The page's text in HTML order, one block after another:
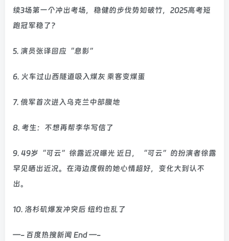
续3场第一个冲出考场，稳健的步伐势如破竹，2025高考短
跑冠军稳了？
5. 演员张译回应“息影”
6. 火车过山西隧道吸入煤灰 乘客变煤蛋
7. 俄军首次进入乌克兰中部腹地
8. 考生：不想再帮李华写信了
9. 49岁“可云”徐露近况曝光 近日，“可云”的扮演者徐露
罕见晒出近况。在海边度假的她心情超好，变化大到认不
出。
10. 洛杉矶爆发冲突后 纽约也乱了
—- 百度热搜新闻 End —-